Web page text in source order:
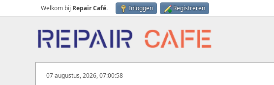
Welkom bij Repair Café. Inloggen Registreren
07 augustus, 2026, 07:00:58